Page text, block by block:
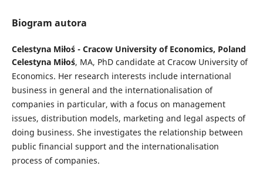
Biogram autora
Celestyna Miłoś - Cracow University of Economics, Poland
Celestyna Miłoś, MA, PhD candidate at Cracow University of
Economics. Her research interests include international
business in general and the internationalisation of
companies in particular, with a focus on management
issues, distribution models, marketing and legal aspects of
doing business. She investigates the relationship between
public financial support and the internationalisation
process of companies.